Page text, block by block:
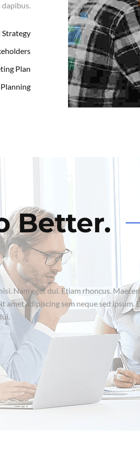
Strategy
Plan
Better.
Nam eget dui. Etiam rhoncus.
amet adipiscing sem neque sed ipsum.